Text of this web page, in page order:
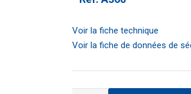
Voir la fiche technique
Voir la fiche de données de